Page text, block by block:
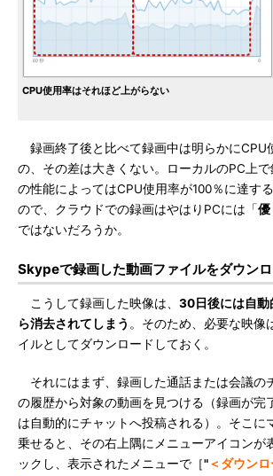
CPU使用率はそれほど上がらない
録画終了後と比べて録画中は明らかにCPU
の、その差は大きくない。ローカルのPC上
の性能によってはCPU使用率が100％に達す
ので、クラウドでの録画はやはりPCには「優
ではないだろうか。
Skypeで録画した動画ファイルをダウン
こうして録画した映像は、 30日後には自動
ら消去されてしまう 。そのため、必要な映像
イルとしてダウンロードしておく。
それにはまず、録画した通話または会議の
の履歴から対象の動画を見つける（録画が完
は自動的にチャットへ投稿される）。そこに
乗せると、その右上隅にメニューアイコンが
ックし、表示されたメニューで［"＜ダウン